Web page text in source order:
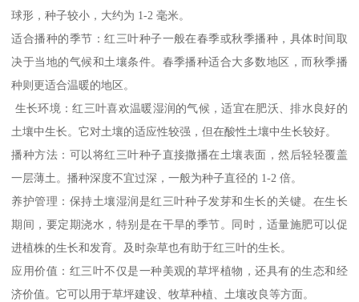
球形，种子较小，大约为 1-2 毫米。
适合播种的季节：红三叶种子一般在春季或秋季播种，具体时间取
决于当地的气候和土壤条件。春季播种适合大多数地区，而秋季播
种则更适合温暖的地区。
生长环境：红三叶喜欢温暖湿润的气候，适宜在肥沃、排水良好的
土壤中生长。它对土壤的适应性较强，但在酸性土壤中生长较好。
播种方法：可以将红三叶种子直接撒播在土壤表面，然后轻轻覆盖
一层薄土。播种深度不宜过深，一般为种子直径的 1-2 倍。
养护管理：保持土壤湿润是红三叶种子发芽和生长的关键。在生长
期间，要定期浇水，特别是在干旱的季节。同时，适量施肥可以促
进植株的生长和发育。及时杂草也有助于红三叶的生长。
应用价值：红三叶不仅是一种美观的草坪植物，还具有的生态和经
济价值。它可以用于草坪建设、牧草种植、土壤改良等方面。